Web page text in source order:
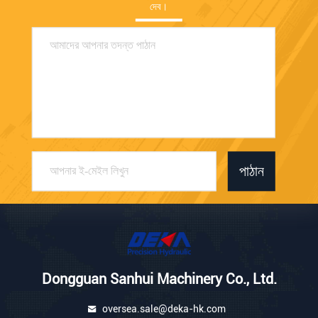
দেব।
পাঠান
Dongguan Sanhui Machinery Co., Ltd.
oversea.sale@deka-hk.com